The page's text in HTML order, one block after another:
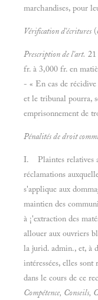
marchandises, pour
Vérification d'écritures
Prescription de l'art. 21
fr. à 3,000 fr. en
- « En cas de récidive
et le tribunal pourra,
emprisonnement de
Pénalités de droit
I. Plaintes relatives
réclamations
s'applique aux
maintien des
à ¡'extraction des
allouer aux ouvriers
la jurid. admin., et, à
intéressées, elles
dans le cours de ce
Compétence, Conseils,